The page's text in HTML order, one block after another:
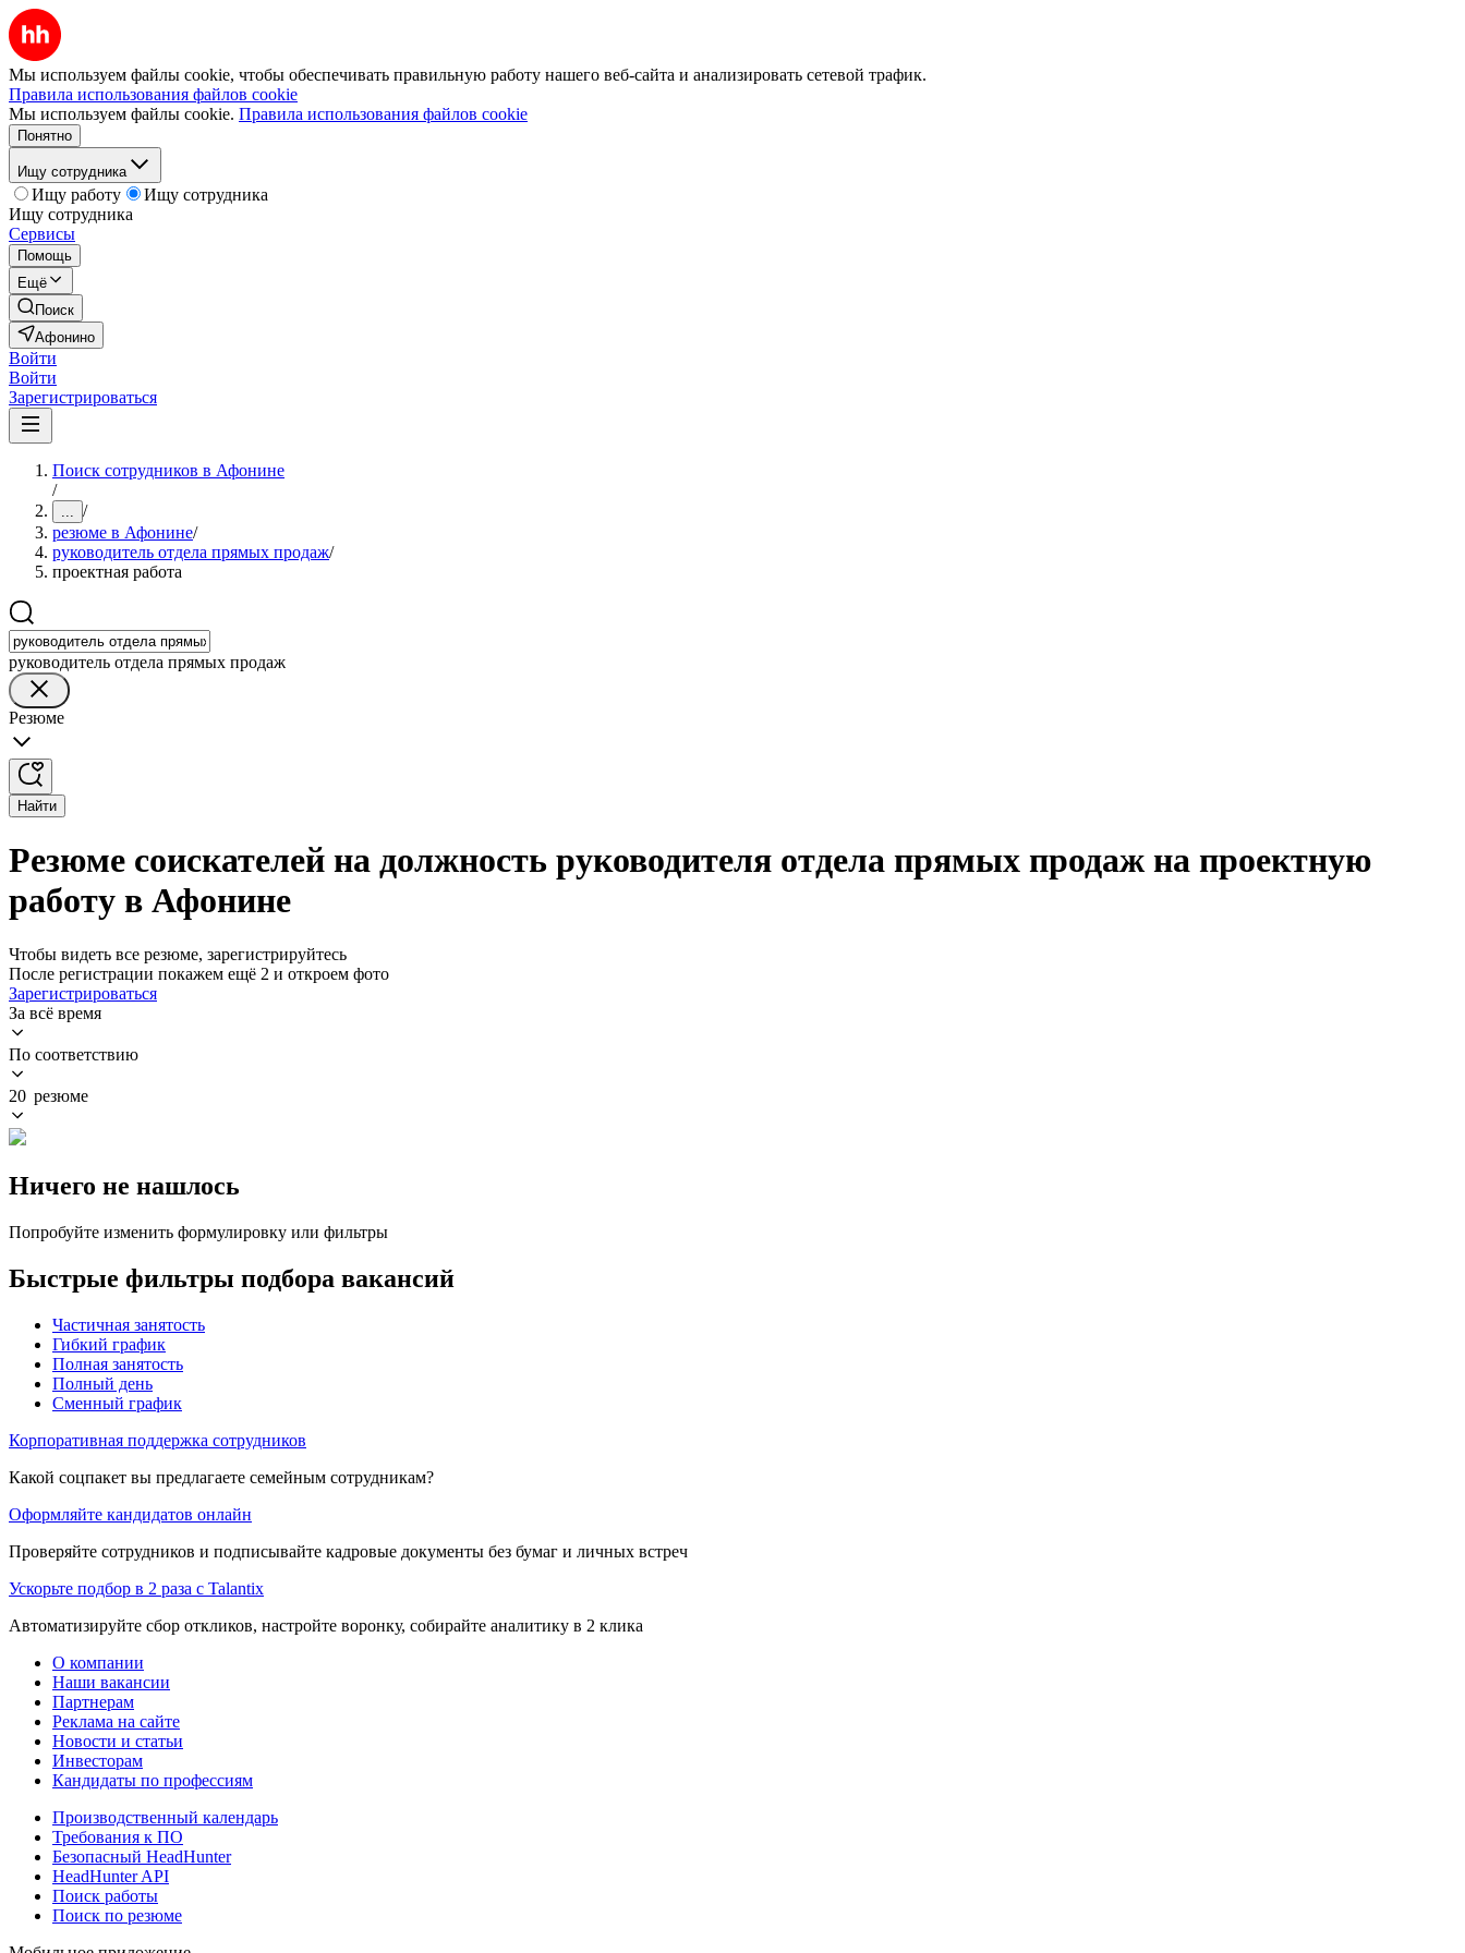
Мы используем файлы cookie, чтобы обеспечивать правильную работу нашего веб-сайта и анализировать сетевой трафик.
Правила использования файлов cookie
Мы используем файлы cookie. Правила использования файлов cookie
Понятно
Ищу сотрудника
Ищу работу
Ищу сотрудника
Ищу сотрудника
Сервисы
Помощь
Ещё
Поиск
Афонино
Войти
Войти
Зарегистрироваться
Поиск сотрудников в Афонине
/
... /
резюме в Афонине/
руководитель отдела прямых продаж/
проектная работа
руководитель отдела прямых продаж
Резюме
Найти
Резюме соискателей на должность руководителя отдела прямых продаж на проектную
работу в Афонине
Чтобы видеть все резюме, зарегистрируйтесь
После регистрации покажем ещё 2 и откроем фото
Зарегистрироваться
За всё время
По соответствию
20 резюме
Ничего не нашлось
Попробуйте изменить формулировку или фильтры
Быстрые фильтры подбора вакансий
Частичная занятость
Гибкий график
Полная занятость
Полный день
Сменный график
Корпоративная поддержка сотрудников
Какой соцпакет вы предлагаете семейным сотрудникам?
Оформляйте кандидатов онлайн
Проверяйте сотрудников и подписывайте кадровые документы без бумаг и личных встреч
Ускорьте подбор в 2 раза с Talantix
Автоматизируйте сбор откликов, настройте воронку, собирайте аналитику в 2 клика
О компании
Наши вакансии
Партнерам
Реклама на сайте
Новости и статьи
Инвесторам
Кандидаты по профессиям
Производственный календарь
Требования к ПО
Безопасный HeadHunter
HeadHunter API
Поиск работы
Поиск по резюме